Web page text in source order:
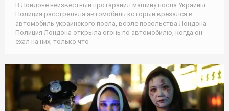
В Лондоне неизвестный протаранил машину посла Украины.
Полиция расстреляла автомобиль который врезался в
автомобиль украинского посла, возле посольства Лондона
Полиция Лондона открыла огонь по автомобилю, когда он
ехал на них, только что